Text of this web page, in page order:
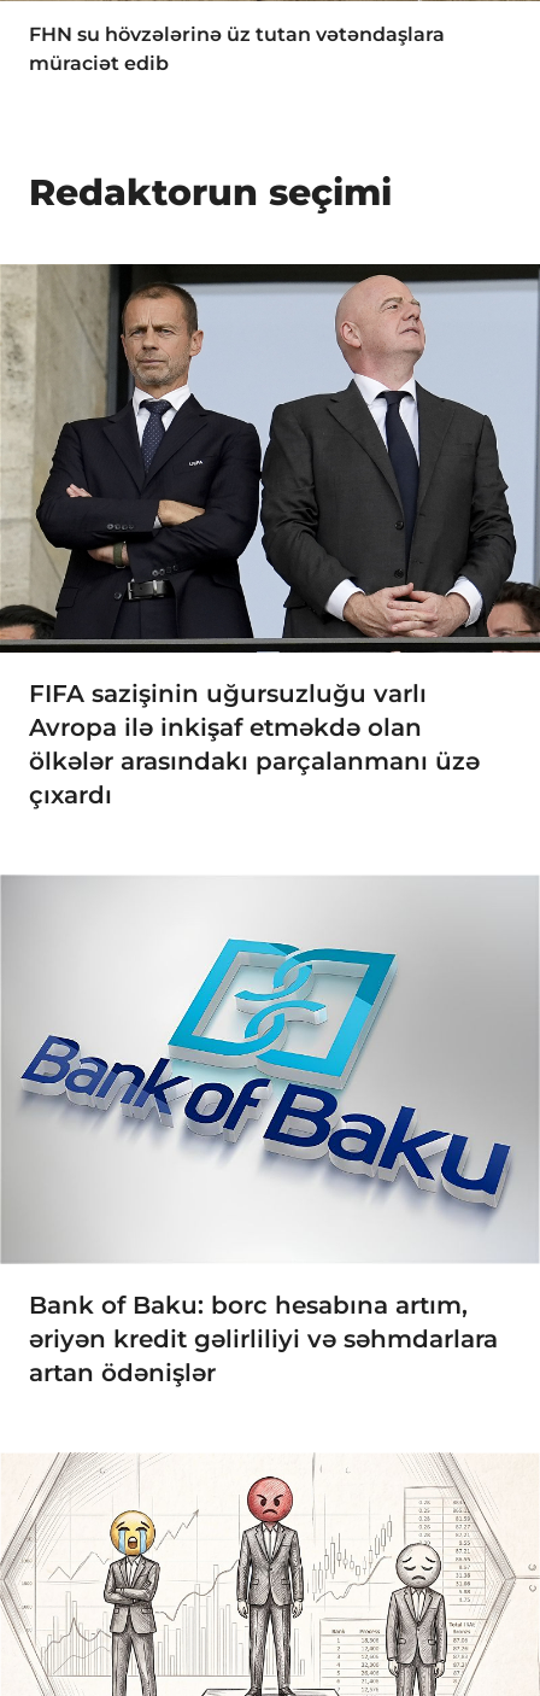
FHN su hövzələrinə üz tutan vətəndaşlara
müraciət edib
Redaktorun seçimi
FIFA sazişinin uğursuzluğu varlı
Avropa ilə inkişaf etməkdə olan
ölkələr arasındakı parçalanmanı üzə
çıxardı
Bank of Baku: borc hesabına artım,
əriyən kredit gəlirliliyi və səhmdarlara
artan ödənişlər